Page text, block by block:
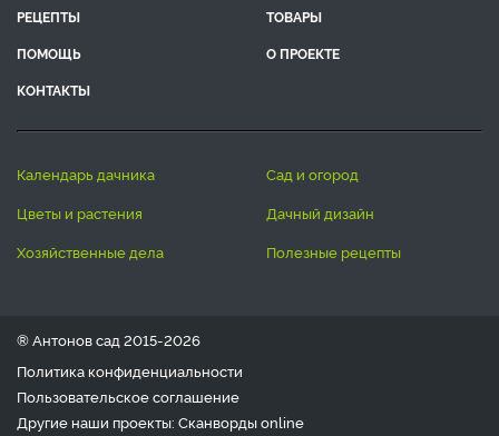
РЕЦЕПТЫ
ТОВАРЫ
ПОМОЩЬ
О ПРОЕКТЕ
КОНТАКТЫ
календарь дачника
сад и огород
цветы и растения
дачный дизайн
хозяйственные дела
полезные рецепты
® Антонов сад 2015-2026
Политика конфиденциальности
Пользовательское соглашение
Другие наши проекты: Сканвордыonline